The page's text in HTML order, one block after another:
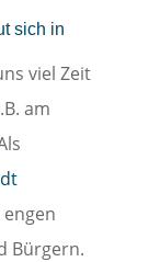
sich in
viel Zeit
am
Bürgern.